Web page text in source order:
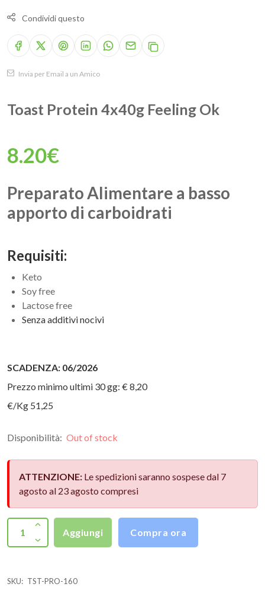
Condividi questo
Invia per Email a un Amico
Toast Protein 4x40g Feeling Ok
8.20€
Preparato Alimentare a basso
apporto di carboidrati
Requisiti:
Keto
Soy free
Lactose free
Senza additivi nocivi
SCADENZA: 06/2026
Prezzo minimo ultimi 30 gg: € 8,20
€/Kg 51,25
Disponibilità: Out of stock
ATTENZIONE: Le spedizioni saranno sospese dal 7
agosto al 23 agosto compresi
Aggiungi Compra ora
SKU: TST-PRO-160